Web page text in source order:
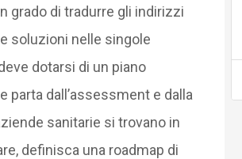
grado di tradurre gli indirizzi
soluzioni nelle singole
dotarsi di un piano
dall’assessment e dalla
sanitarie si trovano in
definisca una roadmap di